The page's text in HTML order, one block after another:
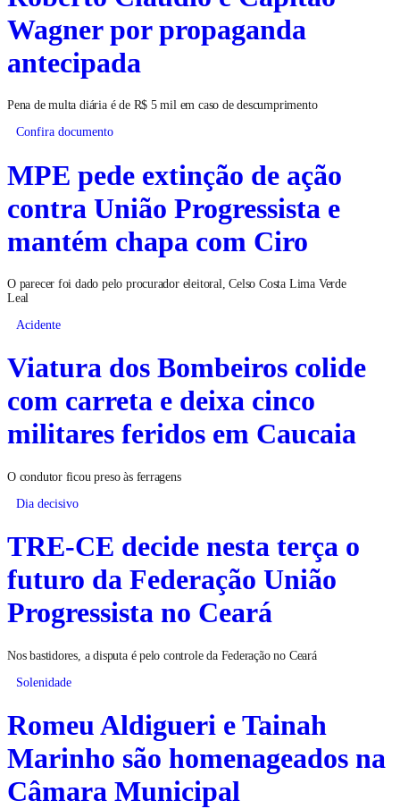
Wagner por propaganda
antecipada
Pena de multa diária é de R$ 5 mil em caso de descumprimento
Confira documento
MPE pede extinção de ação
contra União Progressista e
mantém chapa com Ciro
O parecer foi dado pelo procurador eleitoral, Celso Costa Lima Verde
Leal
Acidente
Viatura dos Bombeiros colide
com carreta e deixa cinco
militares feridos em Caucaia
O condutor ficou preso às ferragens
Dia decisivo
TRE-CE decide nesta terça o
futuro da Federação União
Progressista no Ceará
Nos bastidores, a disputa é pelo controle da Federação no Ceará
Solenidade
Romeu Aldigueri e Tainah
Marinho são homenageados na
Câmara Municipal